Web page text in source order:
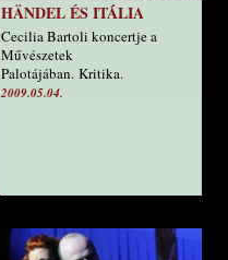
HÄNDEL ÉS ITÁLIA
Cecilia Bartoli koncertje a
Művészetek
Palotájában. Kritika.
2009.05.04.